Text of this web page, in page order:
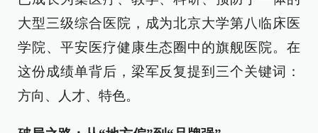
大型三级综合医院，成为北京大学第八临床医
学院、平安医疗健康生态圈中的旗舰医院。在
这份成绩单背后，梁军反复提到三个关键词：
方向、人才、特色。